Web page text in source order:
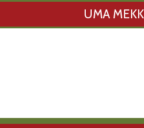
UMA MEKK